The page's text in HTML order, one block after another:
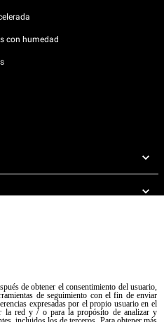
con humedad
IA
Privacy policy Cookie policy
de obtener el consentimiento del usuario,
de seguimiento con el fin de enviar
expresadas por el propio usuario en el
la red y / o para la propósito de analizar y